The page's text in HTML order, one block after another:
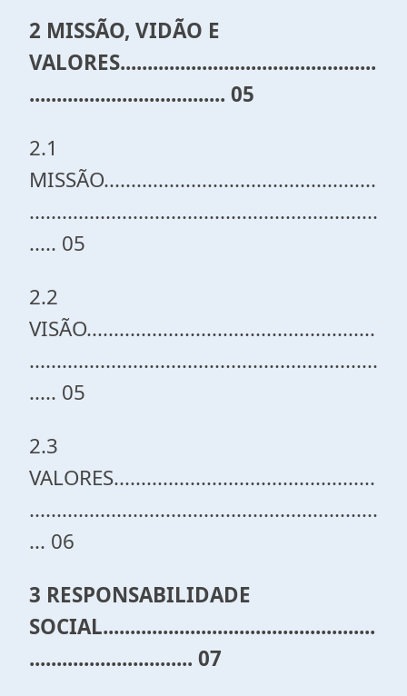
2 MISSÃO, VIDÃO E
VALORES...............................................
.................................... 05
2.1
MISSÃO..................................................
................................................................
..... 05
2.2
VISÃO.....................................................
................................................................
..... 05
2.3
VALORES................................................
................................................................
... 06
3 RESPONSABILIDADE
SOCIAL..................................................
.............................. 07